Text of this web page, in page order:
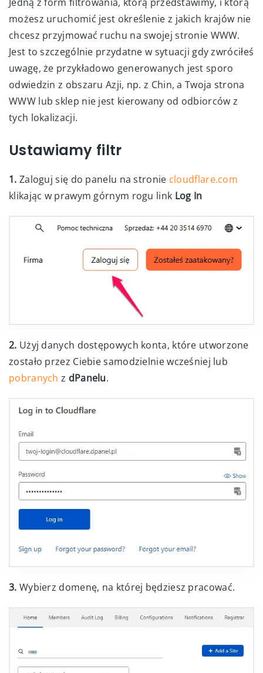
możesz uruchomić jest określenie z jakich krajów nie
chcesz przyjmować ruchu na swojej stronie WWW.
Jest to szczególnie przydatne w sytuacji gdy zwróciłeś
uwagę, że przykładowo generowanych jest sporo
odwiedzin z obszaru Azji, np. z Chin, a Twoja strona
WWW lub sklep nie jest kierowany od odbiorców z
tych lokalizacji.
Ustawiamy filtr
1. Zaloguj się do panelu na stronie cloudflare.com
klikając w prawym górnym rogu link Log In
2. Użyj danych dostępowych konta, które utworzone
zostało przez Ciebie samodzielnie wcześniej lub
pobranych z dPanelu.
3. Wybierz domenę, na której będziesz pracować.